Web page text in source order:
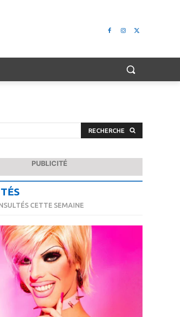
RECHERCHE
PUBLICITÉ
CETTE SEMAINE